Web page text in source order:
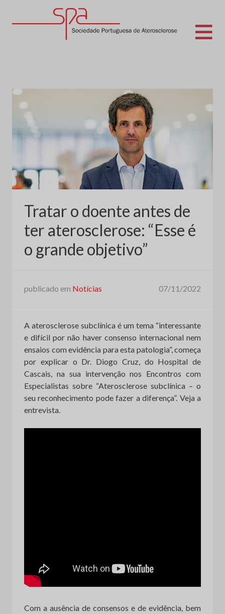
Tratar o doente antes de
ter aterosclerose: “Esse é
o grande objetivo”
publicado em Notícias 07/11/2022
A aterosclerose subclínica é um tema “interessante
e difícil por não haver consenso internacional nem
ensaios com evidência para esta patologia”, começa
por explicar o Dr. Diogo Cruz, do Hospital de
Cascais, na sua intervenção nos Encontros com
Especialistas sobre “Aterosclerose subclínica – o
seu reconhecimento pode fazer a diferença”. Veja a
entrevista.
Com a ausência de consensos e de evidência, bem